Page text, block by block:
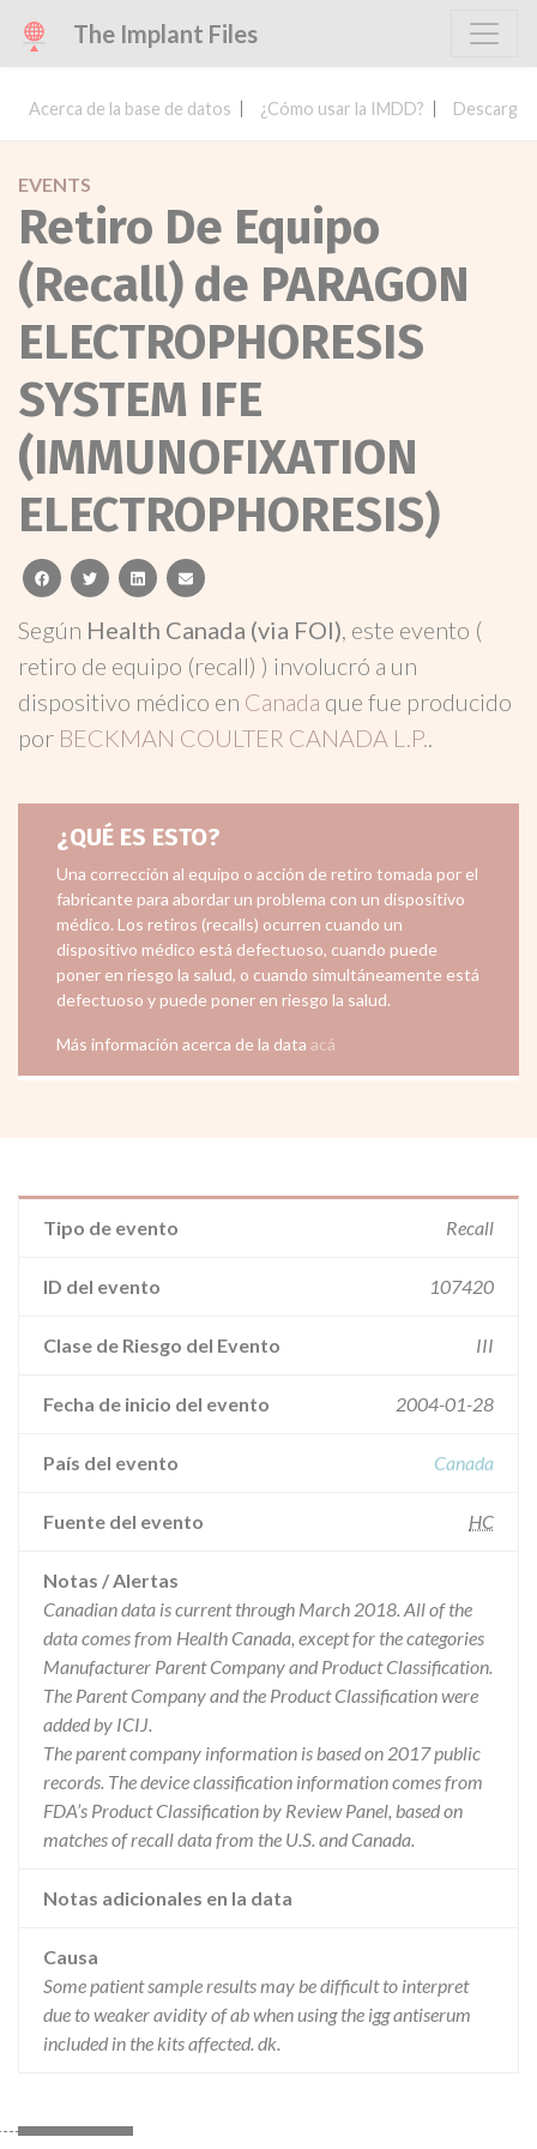
The Implant Files
Acerca de la base de datos ¿Cómo usar la IMDD? Descargar
EVENTS
Retiro De Equipo
(Recall) de PARAGON
ELECTROPHORESIS
SYSTEM IFE
(IMMUNOFIXATION
ELECTROPHORESIS)
facebooktwitterlinkedinemail
Según Health Canada (via FOI), este evento (
retiro de equipo (recall) ) involucró a un
dispositivo médico en Canada que fue producido
por BECKMAN COULTER CANADA L.P..
¿QUÉ ES ESTO?
Una corrección al equipo o acción de retiro tomada por el
fabricante para abordar un problema con un dispositivo
médico. Los retiros (recalls) ocurren cuando un
dispositivo médico está defectuoso, cuando puede
poner en riesgo la salud, o cuando simultáneamente está
defectuoso y puede poner en riesgo la salud.
Más información acerca de la data acá
Tipo de evento Recall
ID del evento 107420
Clase de Riesgo del Evento III
Fecha de inicio del evento 2004-01-28
País del evento Canada
Fuente del evento HC
Notas / Alertas
Canadian data is current through March 2018. All of the
data comes from Health Canada, except for the categories
Manufacturer Parent Company and Product Classification.
The Parent Company and the Product Classification were
added by ICIJ.
The parent company information is based on 2017 public
records. The device classification information comes from
FDA’s Product Classification by Review Panel, based on
matches of recall data from the U.S. and Canada.
Notas adicionales en la data
Causa
Some patient sample results may be difficult to interpret
due to weaker avidity of ab when using the igg antiserum
included in the kits affected. dk.